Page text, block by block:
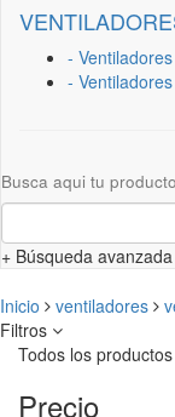
-
-
Busca aqui tu
+ Búsqueda avanzada
Inicio ventiladores
Filtros
Todos los productos
Precio